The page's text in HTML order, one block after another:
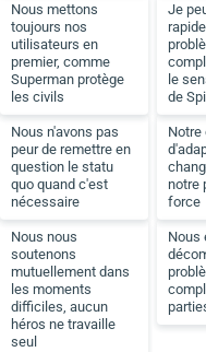
Nous mettons
toujours nos
utilisateurs en
premier, comme
Superman protège
les civils
Nous n'avons pas
peur de remettre en
question le statu
quo quand c'est
nécessaire
Nous nous
soutenons
mutuellement dans
les moments
difficiles, aucun
héros ne travaille
seul
Je
le
de
Notre
notre
force
Nous